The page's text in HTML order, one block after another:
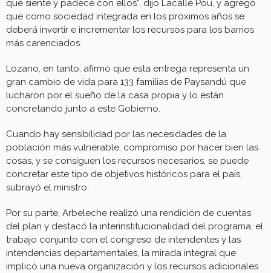
que siente y padece con ellos”, dijo Lacalle Pou, y agregó
que como sociedad integrada en los próximos años se
deberá invertir e incrementar los recursos para los barrios
más carenciados.
Lozano, en tanto, afirmó que esta entrega representa un
gran cambio de vida para 133 familias de Paysandú que
lucharon por el sueño de la casa propia y lo están
concretando junto a este Gobierno.
Cuando hay sensibilidad por las necesidades de la
población más vulnerable, compromiso por hacer bien las
cosas, y se consiguen los recursos necesarios, se puede
concretar este tipo de objetivos históricos para el país,
subrayó el ministro.
Por su parte, Arbeleche realizó una rendición de cuentas
del plan y destacó la interinstitucionalidad del programa, el
trabajo conjunto con el congreso de intendentes y las
intendencias departamentales, la mirada integral que
implicó una nueva organización y los recursos adicionales